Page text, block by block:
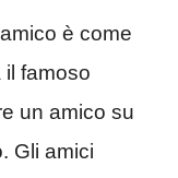
è come
il famoso
un amico su
Gli amici